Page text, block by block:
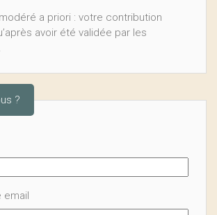
a priori : votre contribution
avoir été validée par les
?
email